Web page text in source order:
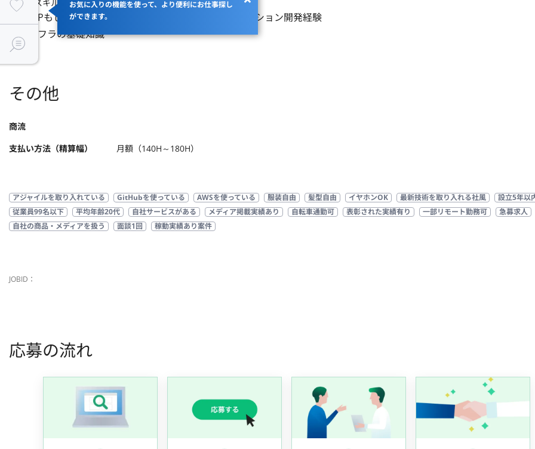
お気に入りの機能を使って、より便利にお仕事探し
ができます。
【歓迎スキル】
・LAMPもしくは、それに類する環境でのWebアプリケーション開発経験
・インフラの基礎知識
その他
商流
支払い方法（精算幅）
月額（140H～180H）
アジャイルを取り入れている GitHubを使っている AWSを使っている 服装自由 髪型自由 イヤホンOK 最新技術を取り入れる社風
設立5年以
従業員99名以下
平均年齢20代 自社サービスがある メディア掲載実績あり 自転車通勤可 表彰された実績有り 一部リモート勤務可
急募求人
自社の商品・メディアを扱う
面談1回 稼動実績あり案件
JOBID：
応募の流れ